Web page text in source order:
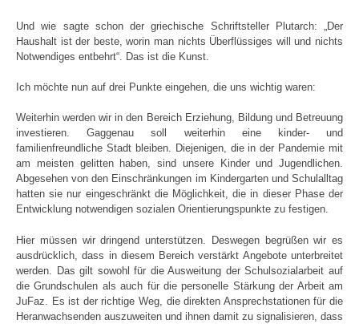
Und wie sagte schon der griechische Schriftsteller Plutarch: „Der
Haushalt ist der beste, worin man nichts Überflüssiges will und nichts
Notwendiges entbehrt“. Das ist die Kunst.
Ich möchte nun auf drei Punkte eingehen, die uns wichtig waren:
Weiterhin werden wir in den Bereich Erziehung, Bildung und Betreuung
investieren. Gaggenau soll weiterhin eine kinder- und
familienfreundliche Stadt bleiben. Diejenigen, die in der Pandemie mit
am meisten gelitten haben, sind unsere Kinder und Jugendlichen.
Abgesehen von den Einschränkungen im Kindergarten und Schulalltag
hatten sie nur eingeschränkt die Möglichkeit, die in dieser Phase der
Entwicklung notwendigen sozialen Orientierungspunkte zu festigen.
Hier müssen wir dringend unterstützen. Deswegen begrüßen wir es
ausdrücklich, dass in diesem Bereich verstärkt Angebote unterbreitet
werden. Das gilt sowohl für die Ausweitung der Schulsozialarbeit auf
die Grundschulen als auch für die personelle Stärkung der Arbeit am
JuFaz. Es ist der richtige Weg, die direkten Ansprechstationen für die
Heranwachsenden auszuweiten und ihnen damit zu signalisieren, dass